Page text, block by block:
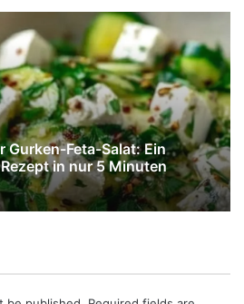
Gurken-Feta-Salat: Ein
in nur 5 Minuten